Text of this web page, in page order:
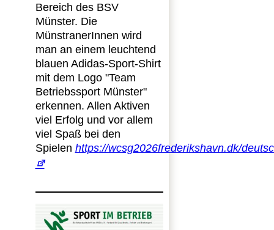
Bereich des BSV
Münster. Die
MünstranerInnen wird
man an einem leuchtend
blauen Adidas-Sport-Shirt
mit dem Logo "Team
Betriebssport Münster"
erkennen. Allen Aktiven
viel Erfolg und vor allem
viel Spaß bei den
Spielen https://wcsg2026frederikshavn.dk/